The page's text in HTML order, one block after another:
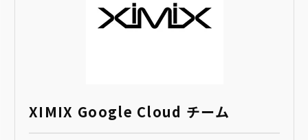
XIMIX Google Cloud チーム